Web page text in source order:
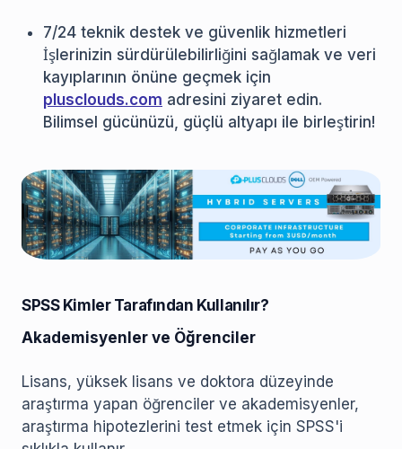
7/24 teknik destek ve güvenlik hizmetleri
İşlerinizin sürdürülebilirliğini sağlamak ve veri
kayıplarının önüne geçmek için
plusclouds.com adresini ziyaret edin.
Bilimsel gücünüzü, güçlü altyapı ile birleştirin!
SPSS Kimler Tarafından Kullanılır?
Akademisyenler ve Öğrenciler
Lisans, yüksek lisans ve doktora düzeyinde
araştırma yapan öğrenciler ve akademisyenler,
araştırma hipotezlerini test etmek için SPSS'i